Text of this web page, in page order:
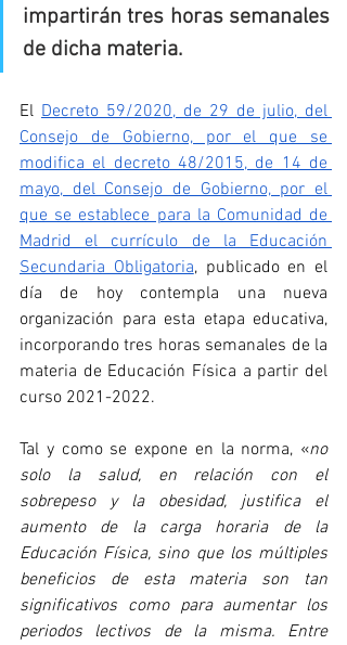
impartirán tres horas semanales
de dicha materia.
El Decreto 59/2020, de 29 de julio, del
Consejo de Gobierno, por el que se
modifica el decreto 48/2015, de 14 de
mayo, del Consejo de Gobierno, por el
que se establece para la Comunidad de
Madrid el currículo de la Educación
Secundaria Obligatoria, publicado en el
día de hoy contempla una nueva
organización para esta etapa educativa,
incorporando tres horas semanales de la
materia de Educación Física a partir del
curso 2021-2022.
Tal y como se expone en la norma, «no
solo la salud, en relación con el
sobrepeso y la obesidad, justifica el
aumento de la carga horaria de la
Educación Física, sino que los múltiples
beneficios de esta materia son tan
significativos como para aumentar los
periodos lectivos de la misma. Entre